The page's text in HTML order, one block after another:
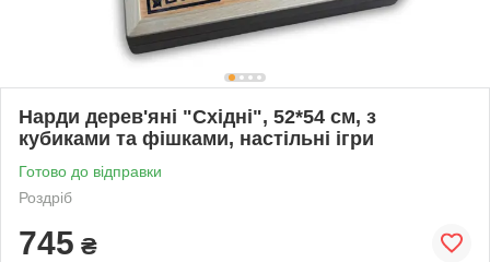
Нарди дерев'яні "Східні", 52*54 см, з
кубиками та фішками, настільні ігри
Готово до відправки
Роздріб
745 ₴